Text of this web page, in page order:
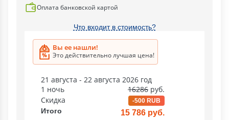
Оплата банковской картой
Что входит в стоимость?
Вы ее нашли!
Это действительно лучшая цена!
21 августа - 22 августа 2026 год
1 ночь
16286 руб.
Скидка
-500 RUB
Итого 15 786 руб.